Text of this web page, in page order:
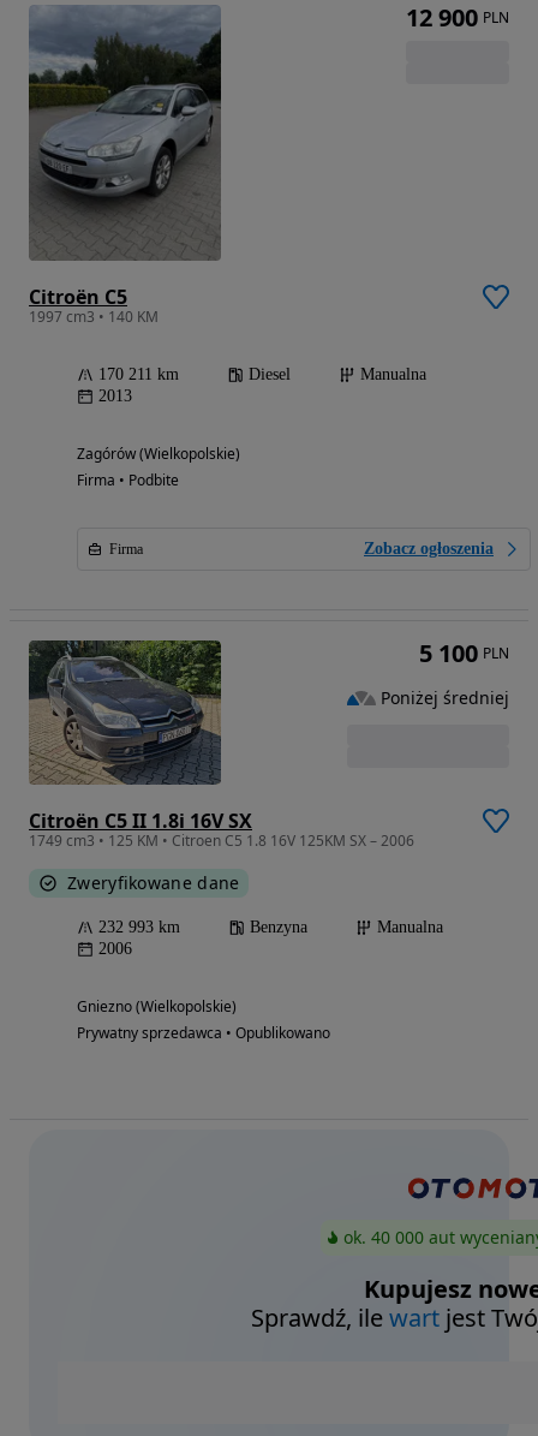
Citroën C5
1997 cm3 • 140 KM
170 211 km Diesel
Manualna
2013
Zagórów (Wielkopolskie)
Firma • Podbite
Firma Zobacz ogłoszenia
12 900 PLN
Citroën C5 II 1.8i 16V SX
1749 cm3 • 125 KM • Citroen C5 1.8 16V 125KM SX – 2006
Zweryfikowane dane
232 993 km Benzyna
Manualna
2006
Gniezno (Wielkopolskie)
Prywatny sprzedawca • Opublikowano
5 100 PLN
Poniżej średniej
ok. 40 000 aut
Kupujesz
Sprawdź, ilewart jest